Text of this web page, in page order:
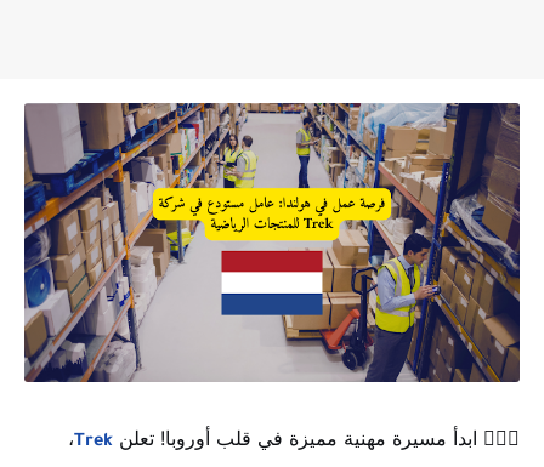
🚴‍♂️✨ ابدأ مسيرة مهنية مميزة في قلب أوروبا! تعلن Trek،